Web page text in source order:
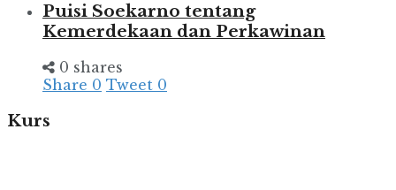
Puisi Soekarno tentang
Kemerdekaan dan Perkawinan
0 shares
Share 0 Tweet 0
Kurs